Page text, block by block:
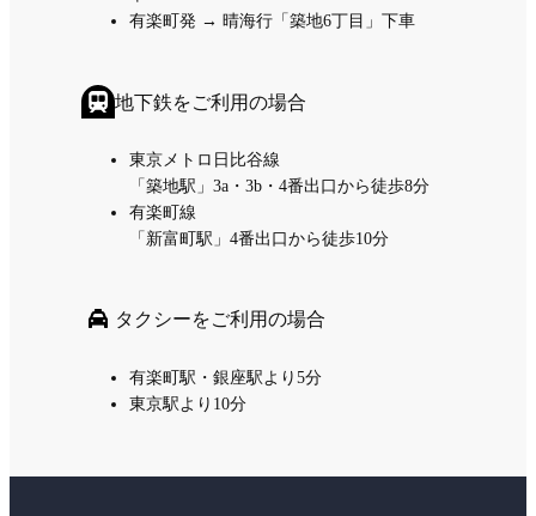
有楽町発 → 晴海行「築地6丁目」下車
地下鉄をご利用の場合
東京メトロ日比谷線
「築地駅」3a・3b・4番出口から徒歩8分
有楽町線
「新富町駅」4番出口から徒歩10分
タクシーをご利用の場合
有楽町駅・銀座駅より5分
東京駅より10分